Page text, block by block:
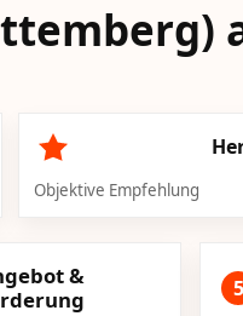
Objektive Empfehlung
&
5